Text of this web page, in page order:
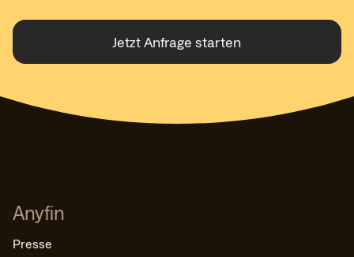
Jetzt Anfrage starten
Anyfin
Presse